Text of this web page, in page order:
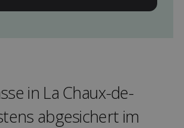
in La Chaux-de-
ab­gesichert im